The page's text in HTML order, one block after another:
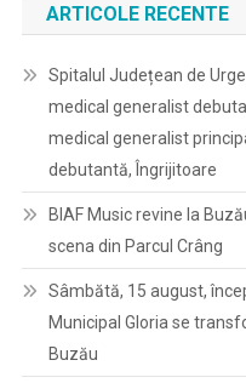
ARTICOLE RECENTE
Spitalul Județean de
medical generalist
medical generalist
debutantă, Îngrijitoare
BIAF Music revine la
scena din Parcul Crâng
Sâmbătă, 15 august,
Municipal Gloria se
Buzău